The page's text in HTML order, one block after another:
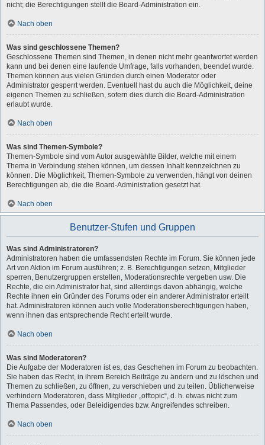
nicht; die Berechtigungen stellt die Board-Administration ein.
Nach oben
Was sind geschlossene Themen?
Geschlossene Themen sind Themen, in denen nicht mehr geantwortet werden
kann und bei denen eine laufende Umfrage, falls vorhanden, beendet wurde.
Themen können aus vielen Gründen durch einen Moderator oder
Administrator gesperrt werden. Eventuell hast du auch die Möglichkeit, deine
eigenen Themen zu schließen, sofern dies durch die Board-Administration
erlaubt wurde.
Nach oben
Was sind Themen-Symbole?
Themen-Symbole sind vom Autor ausgewählte Bilder, welche mit einem
Thema in Verbindung stehen können, um dessen Inhalt kennzeichnen zu
können. Die Möglichkeit, Themen-Symbole zu verwenden, hängt von deinen
Berechtigungen ab, die die Board-Administration gesetzt hat.
Nach oben
Benutzer-Stufen und Gruppen
Was sind Administratoren?
Administratoren haben die umfassendsten Rechte im Forum. Sie können jede
Art von Aktion im Forum ausführen; z. B. Berechtigungen setzen, Mitglieder
sperren, Benutzergruppen erstellen, Moderationsrechte vergeben usw. Die
Rechte, die ein Administrator hat, sind allerdings davon abhängig, welche
Rechte ihnen ein Gründer des Forums oder ein anderer Administrator erteilt
hat. Administratoren können auch volle Moderationsberechtigungen haben,
wenn ihnen das entsprechende Recht erteilt wurde.
Nach oben
Was sind Moderatoren?
Die Aufgabe der Moderatoren ist es, das Geschehen im Forum zu beobachten.
Sie haben das Recht, in ihrem Bereich Beiträge zu ändern und zu löschen und
Themen zu schließen, zu öffnen, zu verschieben und zu teilen. Üblicherweise
verhindern Moderatoren, dass Mitglieder „offtopic“, d. h. etwas nicht zum
Thema Passendes, oder Beleidigendes bzw. Angreifendes schreiben.
Nach oben